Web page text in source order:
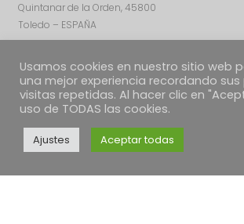
Quintanar de la Orden, 45800
Toledo – ESPAÑA
Usamos cookies en nuestro sitio web
una mejor experiencia recordando
visitas repetidas. Al hacer clic en
uso de TODAS las cookies.
Ajustes Aceptar todas